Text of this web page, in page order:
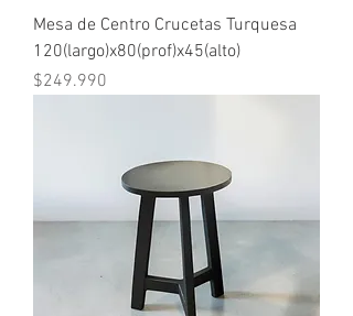
Mesa de Centro Crucetas Turquesa
120(largo)x80(prof)x45(alto)
Precio
$249.990